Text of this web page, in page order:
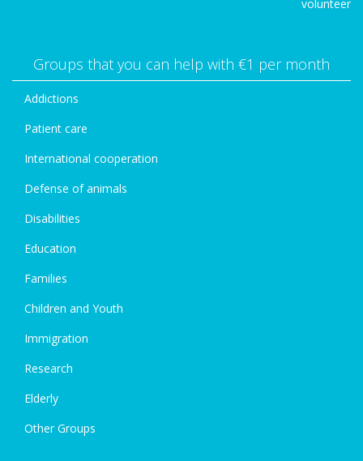
volunteer
Groups that you can help with €1 per month
Addictions
Patient care
International cooperation
Defense of animals
Disabilities
Education
Families
Children and Youth
Immigration
Research
Elderly
Other Groups